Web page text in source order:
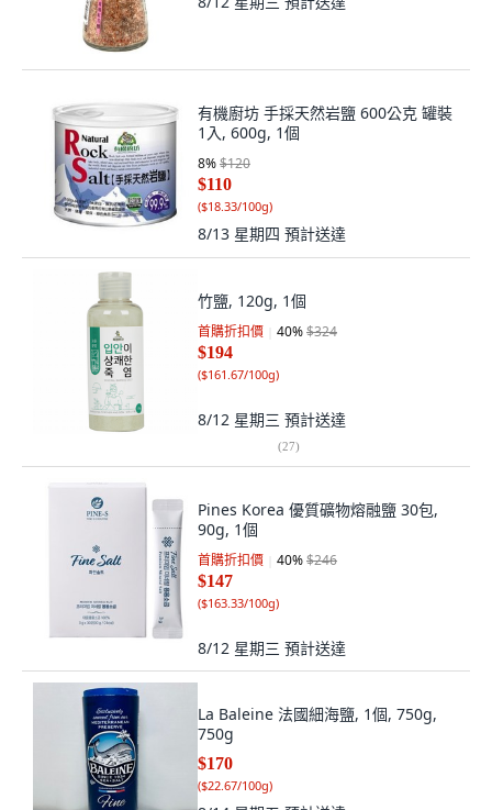
有機廚坊 手採天然岩鹽 600公克 罐裝
1入, 600g, 1個
8%$120
$110
($18.33/100g)
8/13 星期四 預計送達
竹鹽, 120g, 1個
首購折扣價 40%$324
$194
($161.67/100g)
8/12 星期三 預計送達
(27)
Pines Korea 優質礦物熔融鹽 30包,
90g, 1個
首購折扣價 40%$246
$147
($163.33/100g)
8/12 星期三 預計送達
La Baleine 法國細海鹽, 1個, 750g,
750g
$170
($22.67/100g)